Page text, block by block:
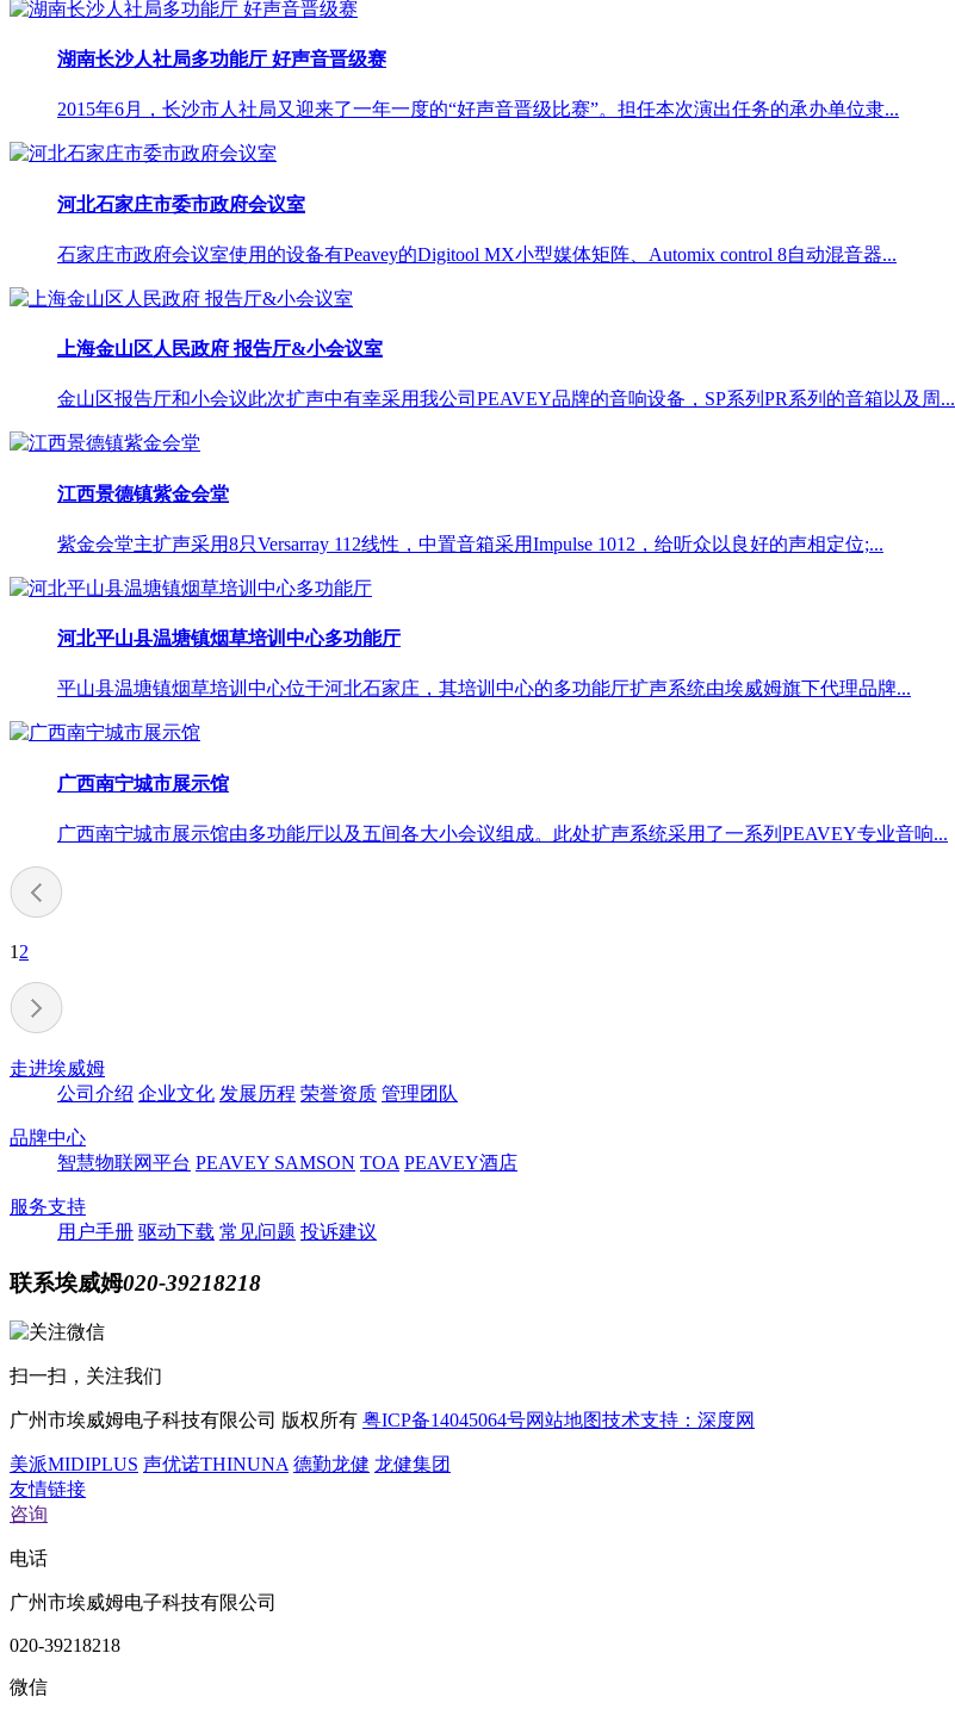
湖南长沙人社局多功能厅 好声音晋级赛
2015年6月，长沙市人社局又迎来了一年一度的“好声音晋级比赛”。担任本次演出任务的承办单位隶...
河北石家庄市委市政府会议室
石家庄市政府会议室使用的设备有Peavey的Digitool MX小型媒体矩阵、Automix control 8自动混音器...
上海金山区人民政府 报告厅&小会议室
金山区报告厅和小会议此次扩声中有幸采用我公司PEAVEY品牌的音响设备，SP系列PR系列的音箱以及周...
江西景德镇紫金会堂
紫金会堂主扩声采用8只Versarray 112线性，中置音箱采用Impulse 1012，给听众以良好的声相定位;...
河北平山县温塘镇烟草培训中心多功能厅
​平山县温塘镇烟草培训中心位于河北石家庄，其培训中心的多功能厅扩声系统由埃威姆旗下代理品牌...
广西南宁城市展示馆
广西南宁城市展示馆由多功能厅以及五间各大小会议组成。此处扩声系统采用了一系列PEAVEY专业音响...
1 2
走进埃威姆
公司介绍 企业文化 发展历程 荣誉资质 管理团队
品牌中心
智慧物联网平台 PEAVEY SAMSON TOA PEAVEY酒店
服务支持
用户手册 驱动下载 常见问题 投诉建议
联系埃威姆020-39218218
扫一扫，关注我们
广州市埃威姆电子科技有限公司 版权所有 粤ICP备14045064号网站地图技术支持：深度网
美派MIDIPLUS 声优诺THINUNA 德勤龙健 龙健集团
友情链接
咨询
电话
广州市埃威姆电子科技有限公司
020-39218218
微信